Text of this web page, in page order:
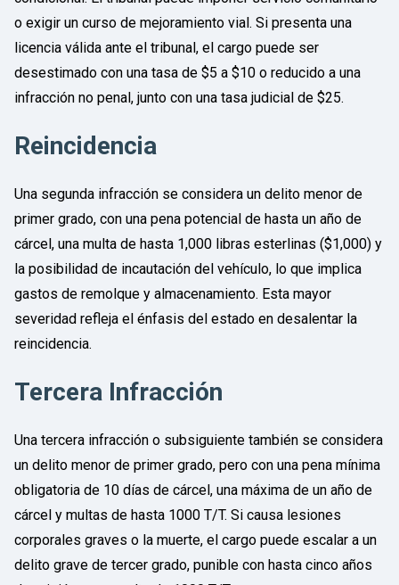
o exigir un curso de mejoramiento vial. Si presenta una
licencia válida ante el tribunal, el cargo puede ser
desestimado con una tasa de $5 a $10 o reducido a una
infracción no penal, junto con una tasa judicial de $25.
Reincidencia
Una segunda infracción se considera un delito menor de
primer grado, con una pena potencial de hasta un año de
cárcel, una multa de hasta 1,000 libras esterlinas ($1,000) y
la posibilidad de incautación del vehículo, lo que implica
gastos de remolque y almacenamiento. Esta mayor
severidad refleja el énfasis del estado en desalentar la
reincidencia.
Tercera Infracción
Una tercera infracción o subsiguiente también se considera
un delito menor de primer grado, pero con una pena mínima
obligatoria de 10 días de cárcel, una máxima de un año de
cárcel y multas de hasta 1000 T/T. Si causa lesiones
corporales graves o la muerte, el cargo puede escalar a un
delito grave de tercer grado, punible con hasta cinco años